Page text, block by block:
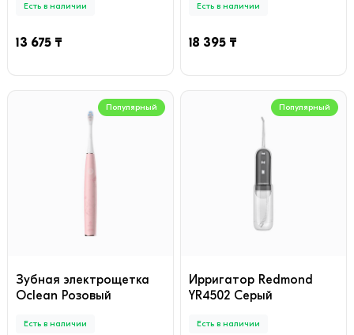
Есть в наличии
13 675 ₸
Есть в наличии
18 395 ₸
Популярный
Зубная электрощетка
Oclean Розовый
Есть в наличии
Популярный
Ирригатор Redmond
YR4502 Серый
Есть в наличии